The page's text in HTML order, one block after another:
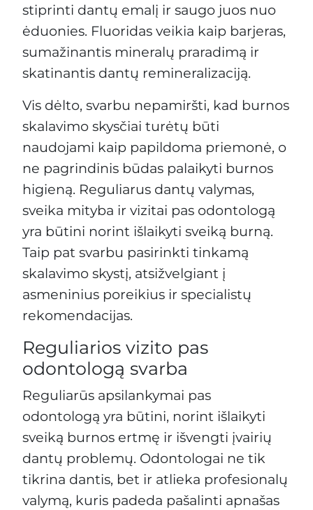
stiprinti dantų emalį ir saugo juos nuo
ėduonies. Fluoridas veikia kaip barjeras,
sumažinantis mineralų praradimą ir
skatinantis dantų remineralizaciją.
Vis dėlto, svarbu nepamiršti, kad burnos
skalavimo skysčiai turėtų būti
naudojami kaip papildoma priemonė, o
ne pagrindinis būdas palaikyti burnos
higieną. Reguliarus dantų valymas,
sveika mityba ir vizitai pas odontologą
yra būtini norint išlaikyti sveiką burną.
Taip pat svarbu pasirinkti tinkamą
skalavimo skystį, atsižvelgiant į
asmeninius poreikius ir specialistų
rekomendacijas.
Reguliarios vizito pas
odontologą svarba
Reguliarūs apsilankymai pas
odontologą yra būtini, norint išlaikyti
sveiką burnos ertmę ir išvengti įvairių
dantų problemų. Odontologai ne tik
tikrina dantis, bet ir atlieka profesionalų
valymą, kuris padeda pašalinti apnašas